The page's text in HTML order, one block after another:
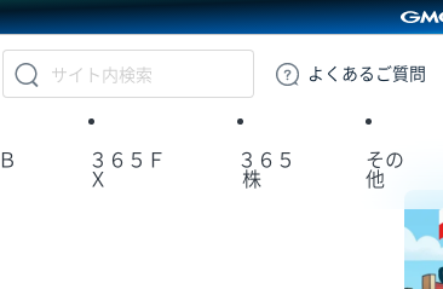
GMOクリック証券
よくある ご質問
３６５Ｆ
Ｘ
３６５
株
その
他